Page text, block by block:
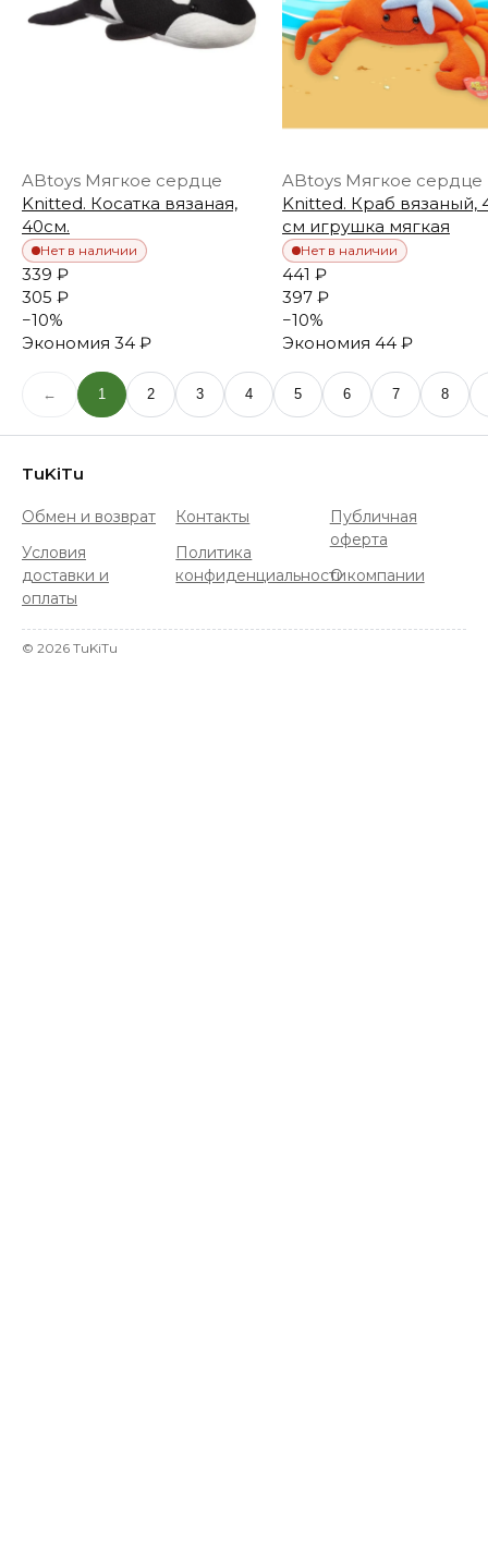
ABtoys Мягкое сердце
Knitted. Косатка вязаная,
40см.
Нет в наличии
339 ₽
305 ₽
−10%
Экономия 34 ₽
ABtoys Мягкое сердце
Knitted. Краб вязаный,
см игрушка мягкая
Нет в наличии
441 ₽
397 ₽
−10%
Экономия 44 ₽
← 1 2 3 4 5 6 7 8
TuKiTu
Обмен и возврат
Условия
доставки и
оплаты
Контакты
Политика
конфиденциальности
Публичная
оферта
О компании
© 2026 TuKiTu